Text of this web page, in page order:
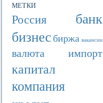
МЕТКИ
Россия банк
бизнесбиржа вакансии
валюта импорт
капитал
компания